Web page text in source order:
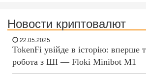
Новости криптовалют
22.05.2025
TokenFi увійде в історію: вперше
робота з ШІ — Floki Minibot M1